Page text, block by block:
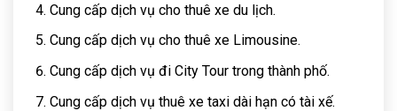
Cung cấp dịch vụ cho thuê xe du lịch.
Cung cấp dịch vụ cho thuê xe Limousine.
Cung cấp dịch vụ đi City Tour trong thành phố.
Cung cấp dịch vụ thuê xe taxi dài hạn có tài xế.